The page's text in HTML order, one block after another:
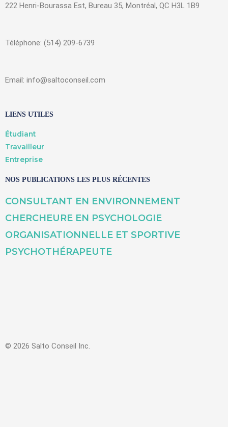
222 Henri-Bourassa Est, Bureau 35, Montréal, QC H3L 1B9
Téléphone: (514) 209-6739
Email: info@saltoconseil.com
LIENS UTILES
Étudiant
Travailleur
Entreprise
NOS PUBLICATIONS LES PLUS RÉCENTES
CONSULTANT EN ENVIRONNEMENT
CHERCHEURE EN PSYCHOLOGIE
ORGANISATIONNELLE ET SPORTIVE
PSYCHOTHÉRAPEUTE
© 2026 Salto Conseil Inc.